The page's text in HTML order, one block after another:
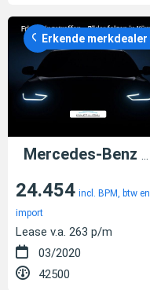
Erkende merkdealer
24.454 incl. BPM, btw en
import
Lease v.a. 263 p/m
03/2020
42500